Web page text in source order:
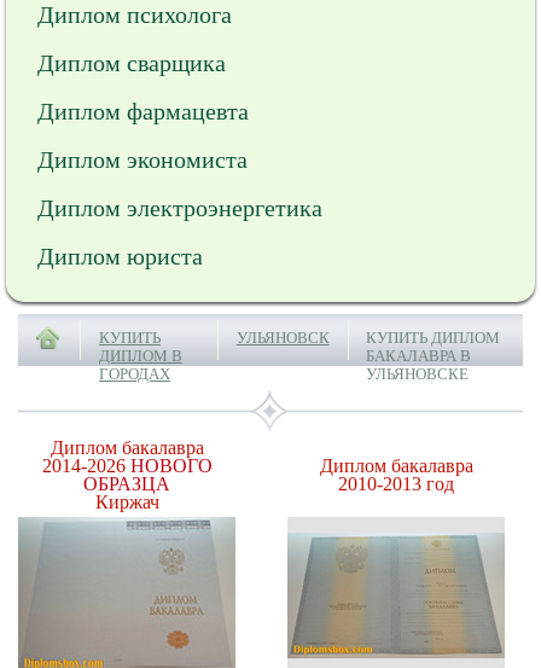
Диплом психолога
Диплом сварщика
Диплом фармацевта
Диплом экономиста
Диплом электроэнергетика
Диплом юриста
КУПИТЬ
ДИПЛОМ В
ГОРОДАХ
УЛЬЯНОВСК
КУПИТЬ ДИПЛОМ
БАКАЛАВРА В
УЛЬЯНОВСКЕ
Диплом бакалавра
2014-2026 НОВОГО
ОБРАЗЦА
Киржач
Диплом бакалавра
2010-2013 год